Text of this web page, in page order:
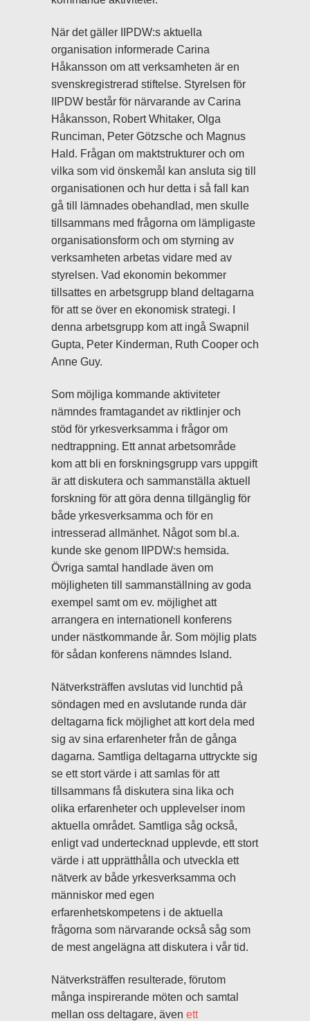
När det gäller IIPDW:s aktuella
organisation informerade Carina
Håkansson om att verksamheten är en
svenskregistrerad stiftelse. Styrelsen för
IIPDW består för närvarande av Carina
Håkansson, Robert Whitaker, Olga
Runciman, Peter Götzsche och Magnus
Hald. Frågan om maktstrukturer och om
vilka som vid önskemål kan ansluta sig till
organisationen och hur detta i så fall kan
gå till lämnades obehandlad, men skulle
tillsammans med frågorna om lämpligaste
organisationsform och om styrning av
verksamheten arbetas vidare med av
styrelsen. Vad ekonomin bekommer
tillsattes en arbetsgrupp bland deltagarna
för att se över en ekonomisk strategi. I
denna arbetsgrupp kom att ingå Swapnil
Gupta, Peter Kinderman, Ruth Cooper och
Anne Guy.
Som möjliga kommande aktiviteter
nämndes framtagandet av riktlinjer och
stöd för yrkesverksamma i frågor om
nedtrappning. Ett annat arbetsområde
kom att bli en forskningsgrupp vars uppgift
är att diskutera och sammanställa aktuell
forskning för att göra denna tillgänglig för
både yrkesverksamma och för en
intresserad allmänhet. Något som bl.a.
kunde ske genom IIPDW:s hemsida.
Övriga samtal handlade även om
möjligheten till sammanställning av goda
exempel samt om ev. möjlighet att
arrangera en internationell konferens
under nästkommande år. Som möjlig plats
för sådan konferens nämndes Island.
Nätverksträffen avslutas vid lunchtid på
söndagen med en avslutande runda där
deltagarna fick möjlighet att kort dela med
sig av sina erfarenheter från de gånga
dagarna. Samtliga deltagarna uttryckte sig
se ett stort värde i att samlas för att
tillsammans få diskutera sina lika och
olika erfarenheter och upplevelser inom
aktuella området. Samtliga såg också,
enligt vad undertecknad upplevde, ett stort
värde i att upprätthålla och utveckla ett
nätverk av både yrkesverksamma och
människor med egen
erfarenhetskompetens i de aktuella
frågorna som närvarande också såg som
de mest angelägna att diskutera i vår tid.
Nätverksträffen resulterade, förutom
många inspirerande möten och samtal
mellan oss deltagare, även ett